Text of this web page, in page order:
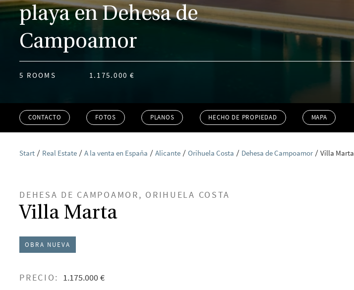
playa en Dehesa de
Campoamor
5 ROOMS 1.175.000 €
CONTACTO FOTOS PLANOS HECHO DE PROPIEDAD MAPA
Start Real Estate A la venta en España Alicante Orihuela Costa Dehesa de Campoamor Villa Marta
DEHESA DE CAMPOAMOR, ORIHUELA COSTA
Villa Marta
OBRA NUEVA
PRECIO:
1.175.000 €